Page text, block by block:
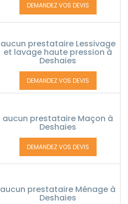
DEMANDEZ VOS DEVIS
aucun prestataire Lessivage
et lavage haute pression à
Deshaies
DEMANDEZ VOS DEVIS
aucun prestataire Maçon à
Deshaies
DEMANDEZ VOS DEVIS
aucun prestataire Ménage à
Deshaies